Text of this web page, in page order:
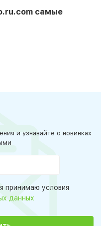
самые
и узнавайте о новинках
принимаю условия
данных